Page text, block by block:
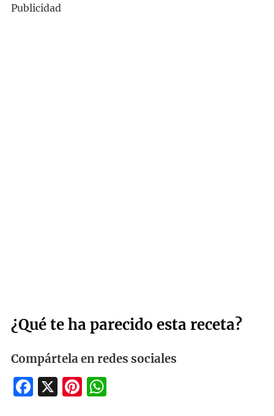
Publicidad
¿Qué te ha parecido esta receta?
Compártela en redes sociales
Facebook
X Pinterest
WhatsApp